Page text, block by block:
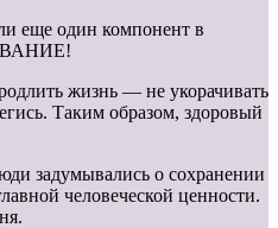
еще один компонент в
жизнь — не укорачивать
Таким образом, здоровый
задумывались о сохранении
человеческой ценности.